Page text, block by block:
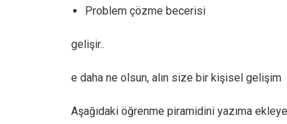
Problem çözme becerisi
gelişir..
e daha ne olsun, alın size bir kişisel gelişim
Aşağıdaki öğrenme piramidini yazıma